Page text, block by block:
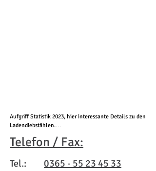
Aufgriff Statistik 2023, hier interessante Details zu den
Ladendiebstählen.
- 1038 Ladendiebe wurden durch uns gestellt
- knapp 1000 Strafanzeigen wurden erstellt
Telefon / Fax:
Tel.: 0365 - 55 23 45 33